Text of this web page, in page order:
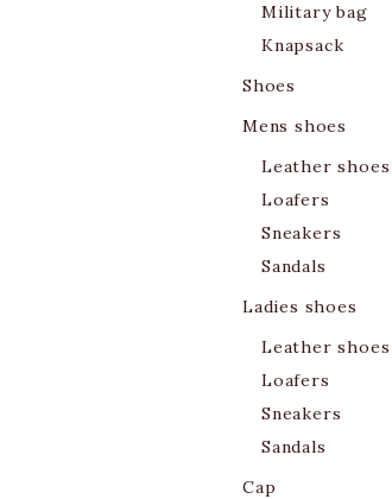
Military bag
Knapsack
Shoes
Mens shoes
Leather shoes
Loafers
Sneakers
Sandals
Ladies shoes
Leather shoes
Loafers
Sneakers
Sandals
Cap